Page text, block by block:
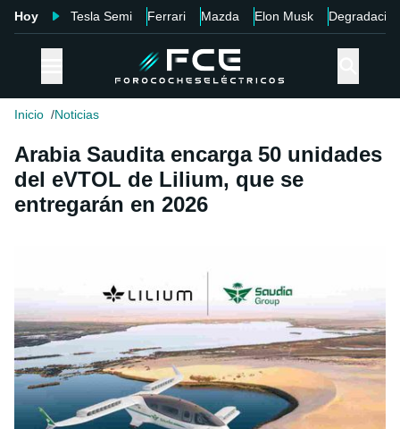
Hoy Tesla Semi Ferrari Mazda Elon Musk Degradación
Inicio Noticias
Arabia Saudita encarga 50 unidades
del eVTOL de Lilium, que se
entregarán en 2026